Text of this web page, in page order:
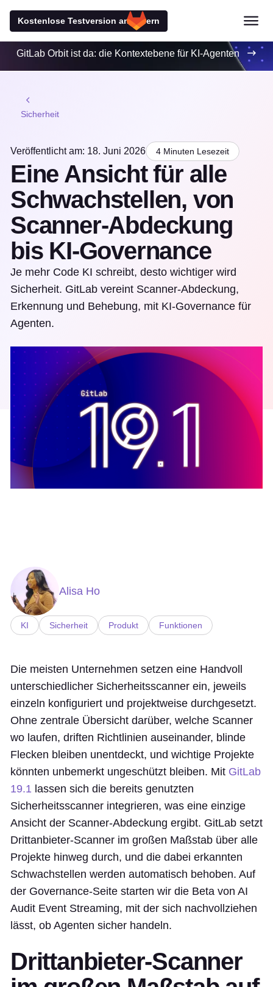
Kostenlose Testversion anfordern
GitLab Orbit ist da: die Kontextebene für KI-Agenten
Sicherheit
Veröffentlicht am: 18. Juni 2026 4 Minuten Lesezeit
Eine Ansicht für alle
Schwachstellen, von
Scanner-Abdeckung
bis KI-Governance
Je mehr Code KI schreibt, desto wichtiger wird
Sicherheit. GitLab vereint Scanner-Abdeckung,
Erkennung und Behebung, mit KI-Governance für
Agenten.
Alisa Ho
KI Sicherheit Produkt Funktionen
Die meisten Unternehmen setzen eine Handvoll
unterschiedlicher Sicherheitsscanner ein, jeweils
einzeln konfiguriert und projektweise durchgesetzt.
Ohne zentrale Übersicht darüber, welche Scanner
wo laufen, driften Richtlinien auseinander, blinde
Flecken bleiben unentdeckt, und wichtige Projekte
könnten unbemerkt ungeschützt bleiben. Mit GitLab
19.1 lassen sich die bereits genutzten
Sicherheitsscanner integrieren, was eine einzige
Ansicht der Scanner-Abdeckung ergibt. GitLab setzt
Drittanbieter-Scanner im großen Maßstab über alle
Projekte hinweg durch, und die dabei erkannten
Schwachstellen werden automatisch behoben. Auf
der Governance-Seite starten wir die Beta von AI
Audit Event Streaming, mit der sich nachvollziehen
lässt, ob Agenten sicher handeln.
Drittanbieter-Scanner